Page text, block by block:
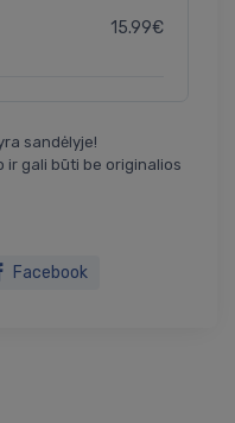
15.99€
sandėlyje!
ir gali būti be originalios
Facebook